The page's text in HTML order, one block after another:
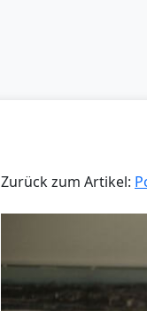
Zurück zum Artikel: